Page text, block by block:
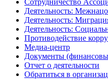
Деятельность:
Деятельность:
Деятельность:
Противодействие
Медиа-центр
Документы
Отчет о деятельности
Обратиться в